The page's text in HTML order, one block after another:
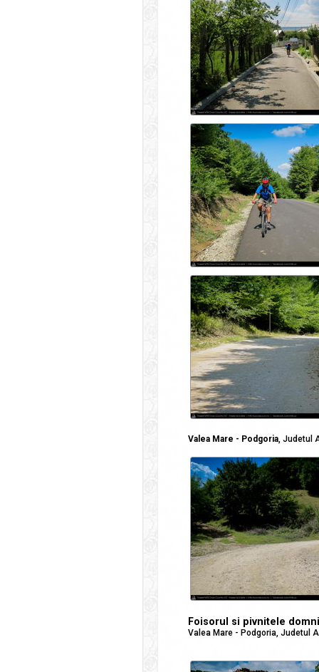
Valea Mare - Podgoria, Judetul
Foisorul si pivnitele
Valea Mare - Podgoria, Judetul